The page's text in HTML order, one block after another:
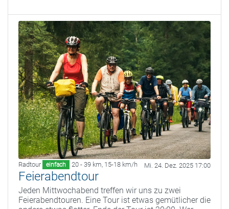
Radtour einfach 20 - 39 km, 15-18 km/h Mi. 24. Dez. 2025 17:00
Feierabendtour
Jeden Mittwochabend treffen wir uns zu zwei
Feierabendtouren. Eine Tour ist etwas gemütlicher die